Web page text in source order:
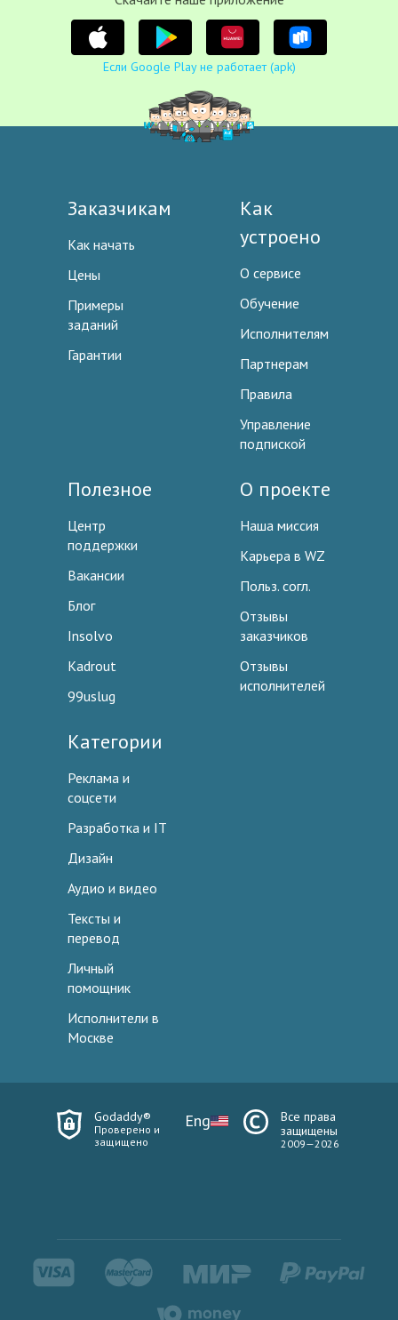
Если Google Play не работает (apk)
Заказчикам
Как начать
Цены
Примеры
заданий
Гарантии
Как
устроено
О сервисе
Обучение
Исполнителям
Партнерам
Правила
Управление
подпиской
Полезное
Центр
поддержки
Вакансии
Блог
Insolvo
Kadrout
99uslug
О проекте
Наша миссия
Карьера в WZ
Польз. согл.
Отзывы
заказчиков
Отзывы
исполнителей
Категории
Реклама и
соцсети
Разработка и IT
Дизайн
Аудио и видео
Тексты и
перевод
Личный
помощник
Исполнители в
Москве
Godaddy®
Проверено и
защищено
Eng
Все права
защищены
2009—2026